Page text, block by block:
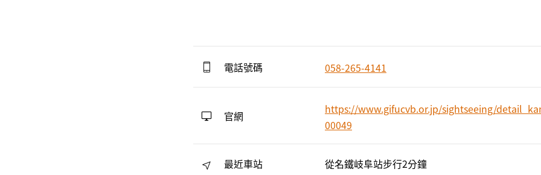
電話號碼 058-265-4141
官網
https://www.gifucvb.or.jp/sightseeing/
00049
最近車站 從名鐵岐阜站步行2分鐘